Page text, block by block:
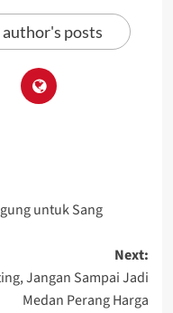
author's posts
untuk Sang
Next:
Jangan Sampai Jadi
Medan Perang Harga